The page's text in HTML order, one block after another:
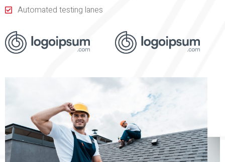
Automated testing lanes